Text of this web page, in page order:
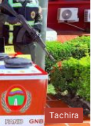
Tachira